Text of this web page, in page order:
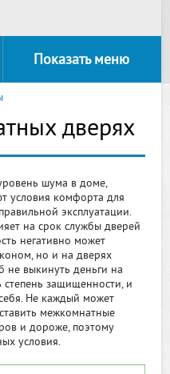
Показать меню
дверях
шума в доме,
условия комфорта для
эксплуатации.
на срок службы дверей
негативно может
но и на дверях
не выкинуть деньги на
степень защищенности, и
Не каждый может
межкомнатные
и дороже, поэтому
условия.